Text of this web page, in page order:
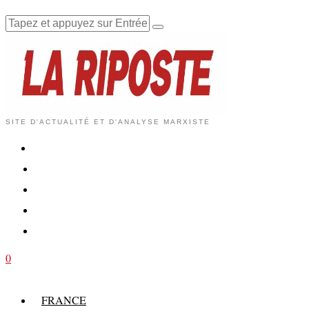
SITE D'ACTUALITÉ ET D'ANALYSE MARXISTE
0
FRANCE